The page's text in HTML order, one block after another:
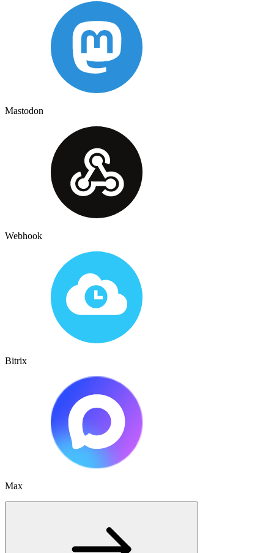
Mastodon
Webhook
Bitrix
Max